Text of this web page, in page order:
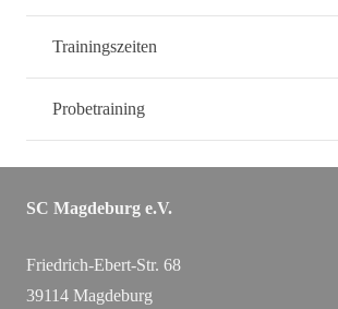
Trainingszeiten
Probetraining
SC Magdeburg e.V.
Friedrich-Ebert-Str. 68
39114 Magdeburg